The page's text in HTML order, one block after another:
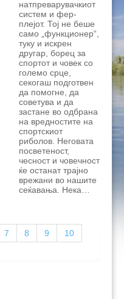
натпреварувачкиот
систем и фер-
плејот. Тој не беше
само „функционер“,
туку и искрен
другар, борец за
спортот и човек со
големо срце,
секогаш подготвен
да помогне, да
советува и да
застане во одбрана
на вредностите на
спортскиот
риболов. Неговата
посветеност,
чесност и човечност
ќе останат трајно
врежани во нашите
сеќавања. Нека…
7 8 9
10